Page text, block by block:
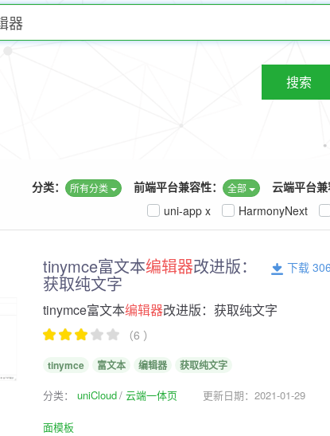
搜索
云端平台
前端平台兼容性： 全部
分类： 所有分类
HarmonyNext
uni-app x
tinymce富文本编辑器改进版：
获取纯文字
下载
tinymce富文本编辑器改进版：获取纯文字
（6 ）
tinymce 富文本 编辑器 获取纯文字
分类： uniCloud 云端一体页
面模板
更新日期：2021-01-29